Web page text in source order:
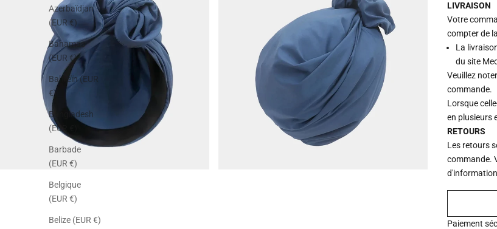
Azerbaïdjan
(EUR €)
Bahamas
(EUR €)
Bahreïn (EUR
€)
Bangladesh
(EUR €)
Barbade
(EUR €)
Belgique
(EUR €)
Belize (EUR €)
LIVRAISON
Votre
compter de
La
du site
Veuillez
commande.
Lorsque
en plusieurs
RETOURS
Les retours
commande.
Paiement